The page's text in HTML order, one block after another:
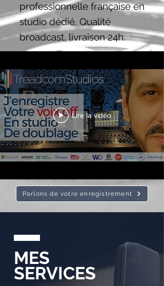
professionnelle française en
studio dédié. Qualité
broadcast, livraison 24h.
Lire la vidéo
Parlons de votre enregistrement
MES
SERVICES